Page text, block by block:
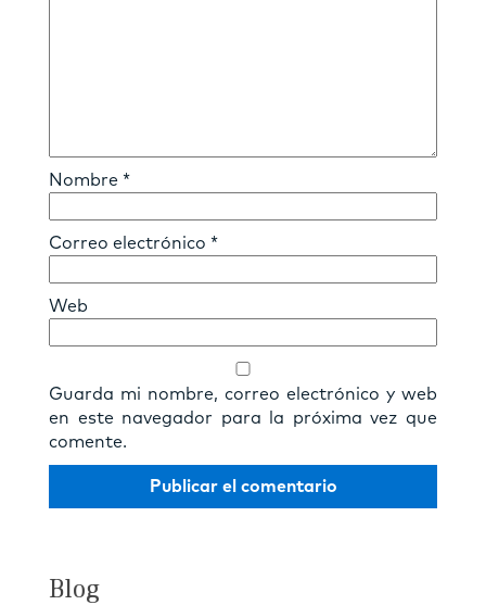
Nombre *
Correo electrónico *
Web
Guarda mi nombre, correo electrónico y web
en este navegador para la próxima vez que
comente.
Blog